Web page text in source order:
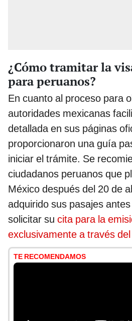
¿Cómo tramitar la
para peruanos?
En cuanto al proceso para
autoridades mexicanas
detallada en sus páginas
proporcionaron una guía
iniciar el trámite. Se
ciudadanos peruanos que
México después del 20 de
adquirido sus pasajes
solicitar su cita para la
exclusivamente a través
TE RECOMENDAMOS